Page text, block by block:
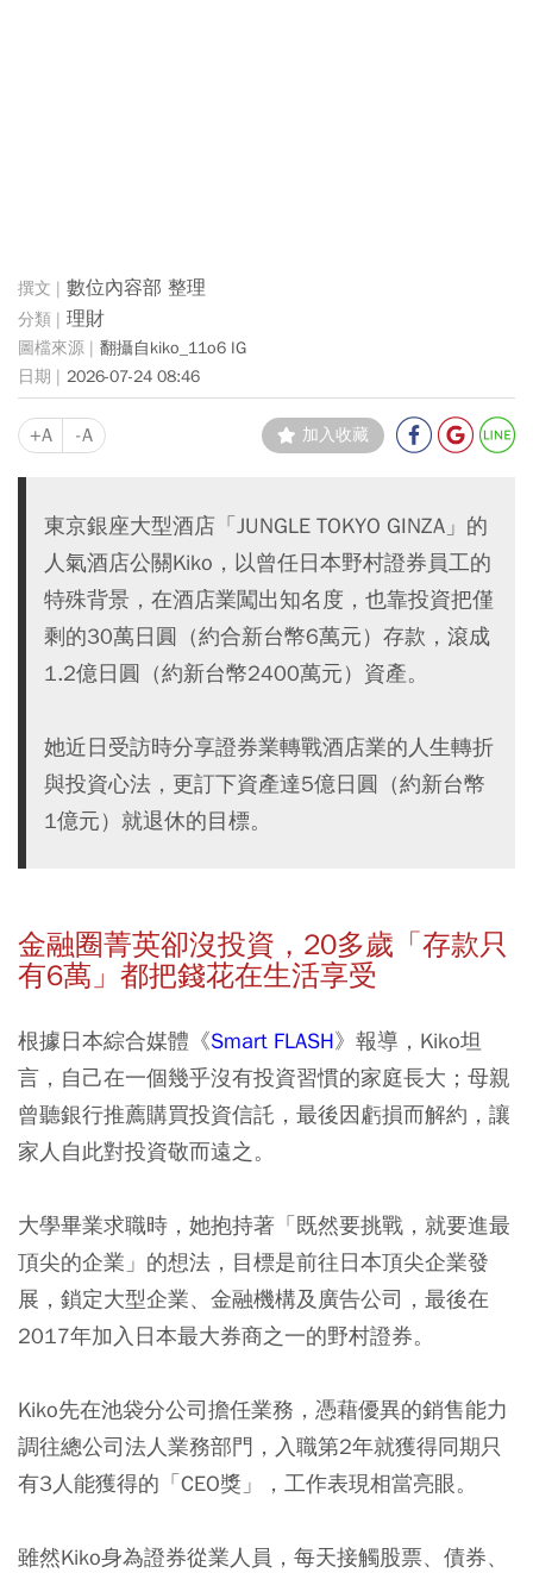
數位內容部 整理
理財
翻攝自kiko_11o6 IG
2026-07-24 08:46
+A -A 加入收藏
東京銀座大型酒店「JUNGLE TOKYO GINZA」的
人氣酒店公關Kiko，以曾任日本野村證券員工的
特殊背景，在酒店業闖出知名度，也靠投資把僅
剩的30萬日圓（約合新台幣6萬元）存款，滾成
1.2億日圓（約新台幣2400萬元）資產。
她近日受訪時分享證券業轉戰酒店業的人生轉折
與投資心法，更訂下資產達5億日圓（約新台幣
1億元）就退休的目標。
金融圈菁英卻沒投資，20多歲「存款只
有6萬」都把錢花在生活享受
根據日本綜合媒體《Smart FLASH》報導，Kiko坦
言，自己在一個幾乎沒有投資習慣的家庭長大；母親
曾聽銀行推薦購買投資信託，最後因虧損而解約，讓
家人自此對投資敬而遠之。
大學畢業求職時，她抱持著「既然要挑戰，就要進最
頂尖的企業」的想法，目標是前往日本頂尖企業發
展，鎖定大型企業、金融機構及廣告公司，最後在
2017年加入日本最大券商之一的野村證券。
Kiko先在池袋分公司擔任業務，憑藉優異的銷售能力
調往總公司法人業務部門，入職第2年就獲得同期只
有3人能獲得的「CEO獎」，工作表現相當亮眼。
雖然Kiko身為證券從業人員，每天接觸股票、債券、